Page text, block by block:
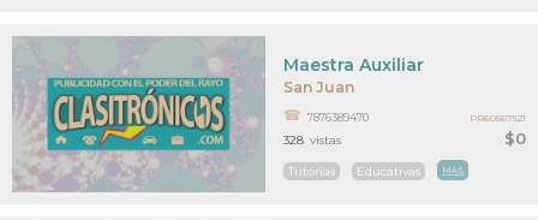
San Juan
$0
Maestra Auxiliar
7876389470
Tutorías Educativas MAS
328 vistas
PR60567521